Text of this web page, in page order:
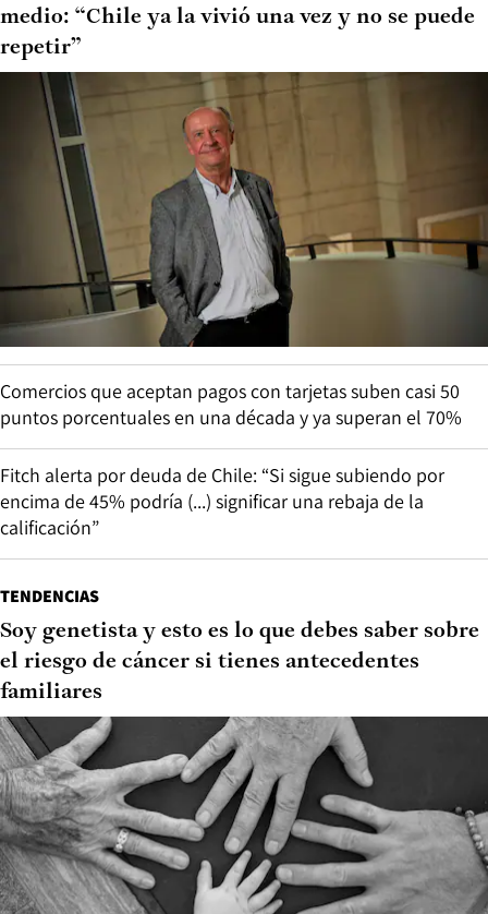
medio: “Chile ya la vivió una vez y no se puede
repetir”
Comercios que aceptan pagos con tarjetas suben casi 50
puntos porcentuales en una década y ya superan el 70%
Fitch alerta por deuda de Chile: “Si sigue subiendo por
encima de 45% podría (...) significar una rebaja de la
calificación”
TENDENCIAS
Soy genetista y esto es lo que debes saber sobre
el riesgo de cáncer si tienes antecedentes
familiares